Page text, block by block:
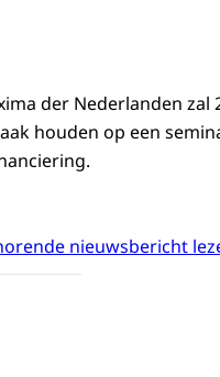
der Nederlanden zal
houden op een
nieuwsbericht